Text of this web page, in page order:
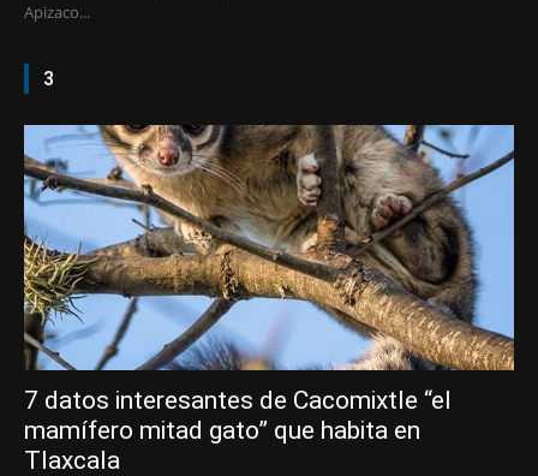
Apizaco...
3
7 datos interesantes de Cacomixtle “el
mamífero mitad gato” que habita en
Tlaxcala